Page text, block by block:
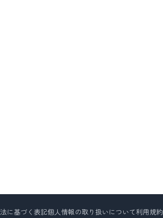
に基づく表記個人情報の取り扱いについて利用規約